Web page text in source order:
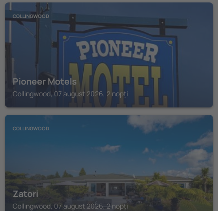
COLLINGWOOD
Pioneer Motels
Collingwood, 07 august 2026, 2 nopți
COLLINGWOOD
Zatori
Collingwood, 07 august 2026, 2 nopți